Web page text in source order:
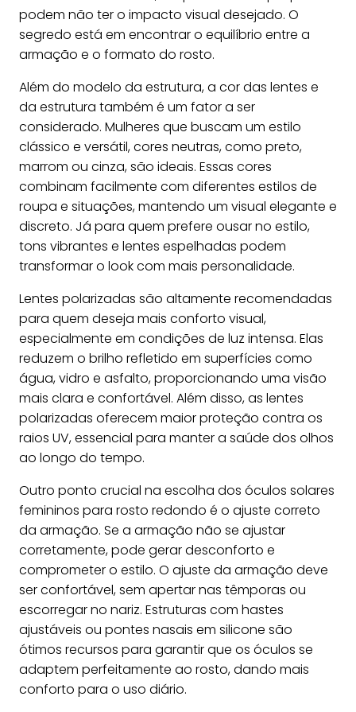
podem não ter o impacto visual desejado. O
segredo está em encontrar o equilíbrio entre a
armação e o formato do rosto.
Além do modelo da estrutura, a cor das lentes e
da estrutura também é um fator a ser
considerado. Mulheres que buscam um estilo
clássico e versátil, cores neutras, como preto,
marrom ou cinza, são ideais. Essas cores
combinam facilmente com diferentes estilos de
roupa e situações, mantendo um visual elegante e
discreto. Já para quem prefere ousar no estilo,
tons vibrantes e lentes espelhadas podem
transformar o look com mais personalidade.
Lentes polarizadas são altamente recomendadas
para quem deseja mais conforto visual,
especialmente em condições de luz intensa. Elas
reduzem o brilho refletido em superfícies como
água, vidro e asfalto, proporcionando uma visão
mais clara e confortável. Além disso, as lentes
polarizadas oferecem maior proteção contra os
raios UV, essencial para manter a saúde dos olhos
ao longo do tempo.
Outro ponto crucial na escolha dos óculos solares
femininos para rosto redondo é o ajuste correto
da armação. Se a armação não se ajustar
corretamente, pode gerar desconforto e
comprometer o estilo. O ajuste da armação deve
ser confortável, sem apertar nas têmporas ou
escorregar no nariz. Estruturas com hastes
ajustáveis ou pontes nasais em silicone são
ótimos recursos para garantir que os óculos se
adaptem perfeitamente ao rosto, dando mais
conforto para o uso diário.